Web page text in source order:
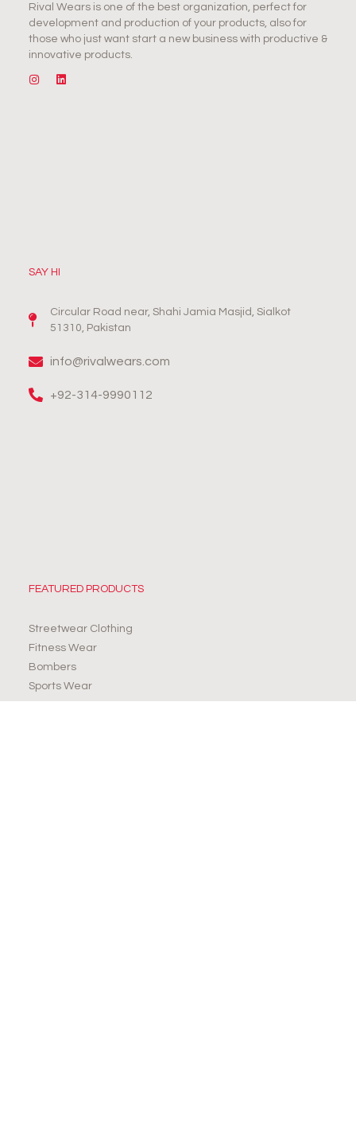
Rival Wears is one of the best organization, perfect for
development and production of your products, also for
those who just want start a new business with productive &
innovative products.
SAY HI
Circular Road near, Shahi Jamia Masjid, Sialkot
51310, Pakistan
info@rivalwears.com
+92-314-9990112
FEATURED PRODUCTS
Streetwear Clothing
Fitness Wear
Bombers
Sports Wear